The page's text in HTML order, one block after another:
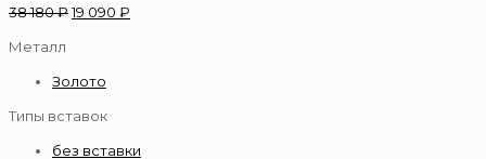
38 180₽19 090 ₽
Металл
Золото
Типы вставок
без вставки